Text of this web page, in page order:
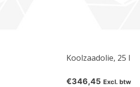
Koolzaadolie, 25 l
€346,45 Excl. btw